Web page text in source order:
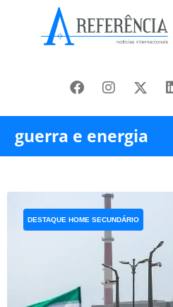
guerra e energia
DESTAQUE HOME SECUNDÁRIO